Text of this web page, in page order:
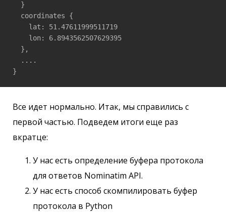
  }
  coordinates {
    lat: 51.47611999511719
    lon: 6.8943562507629395
  },
  ....
Все идет нормально. Итак, мы справились с
первой частью. Подведем итоги еще раз
вкратце:
У нас есть определение буфера протокола
для ответов Nominatim API.
У нас есть способ скомпилировать буфер
протокола в Python